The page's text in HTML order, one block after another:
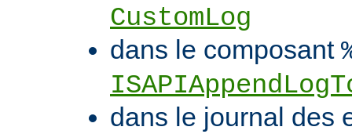
CustomLog
dans le composant
dans le journal des